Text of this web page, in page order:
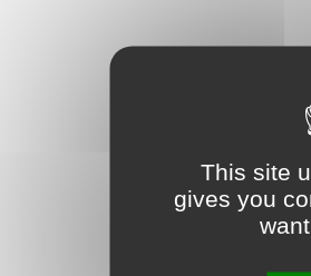
This site
gives you